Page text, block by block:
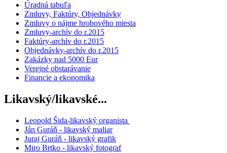
Úradná tabuľa
Zmluvy, Faktúry, Objednávky
Zmluvy o nájme hrobového miesta
Zmluvy-archív do r.2015
Faktúry-archív do r.2015
Objednávky-archív do r.2015
Zakázky nad 5000 Eur
Verejné obstarávanie
Financie a ekonomika
Likavský/likavské...
Leopold Šida-likavský organista
Ján Guráň - likavský maliar
Juraj Guráň - likavský grafik
Miro Brtko - likavský fotograf